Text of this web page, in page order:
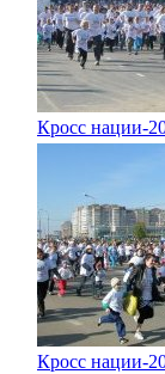
Кросс нации-
Кросс нации-